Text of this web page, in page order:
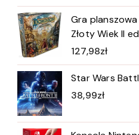
Gra planszowa
Złoty Wiek II
127,98zł
Star Wars
38,99zł